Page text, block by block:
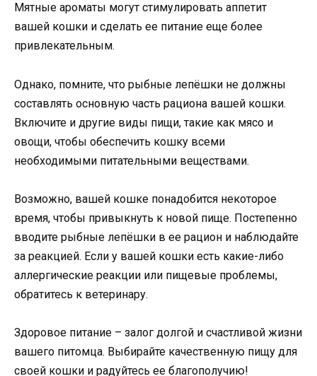
Мятные ароматы могут стимулировать аппетит
вашей кошки и сделать ее питание еще более
привлекательным.
Однако, помните, что рыбные лепёшки не должны
составлять основную часть рациона вашей кошки.
Включите и другие виды пищи, такие как мясо и
овощи, чтобы обеспечить кошку всеми
необходимыми питательными веществами.
Возможно, вашей кошке понадобится некоторое
время, чтобы привыкнуть к новой пище. Постепенно
вводите рыбные лепёшки в ее рацион и наблюдайте
за реакцией. Если у вашей кошки есть какие-либо
аллергические реакции или пищевые проблемы,
обратитесь к ветеринару.
Здоровое питание – залог долгой и счастливой жизни
вашего питомца. Выбирайте качественную пищу для
своей кошки и радуйтесь ее благополучию!